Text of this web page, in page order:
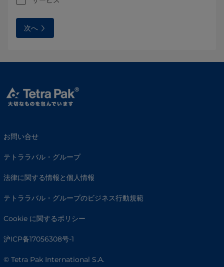
次へ
お問い合せ
テトララバル・グループ
法律に関する情報と個人情報
テトララバル・グループのビジネス行動規範
Cookie に関するポリシー
沪ICP备17056308号-1
© Tetra Pak International S.A.